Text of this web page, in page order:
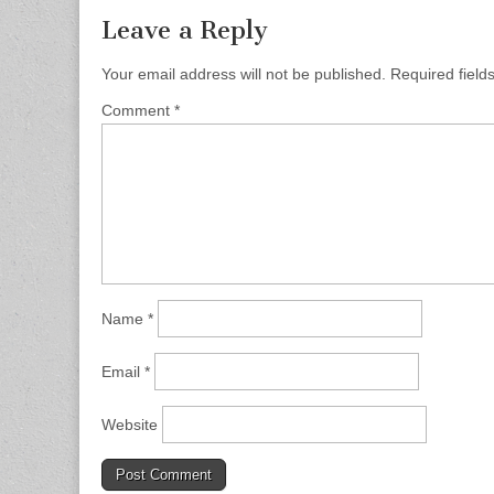
Leave a Reply
Your email address will not be published. Required
Comment *
Name *
Email *
Website